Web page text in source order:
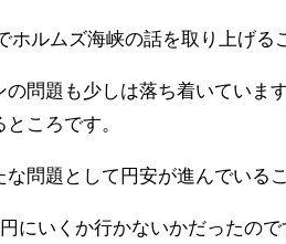
ホルムズ海峡の話を取り上げる
の問題も少しは落ち着いていま
ころです。
な問題として円安が進んでいる
にいくか行かないかだったの